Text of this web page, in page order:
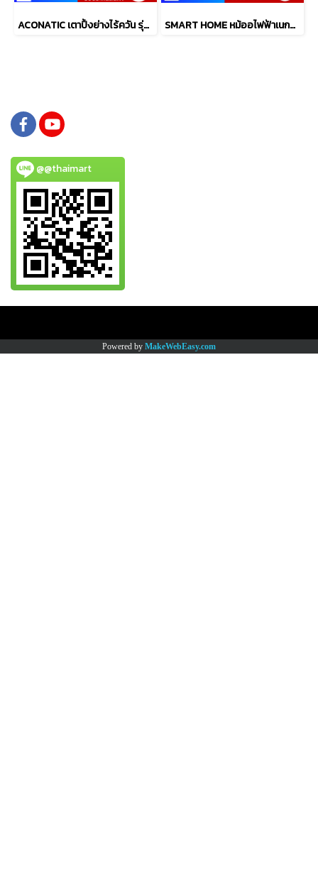
ACONATIC เตาปิ้งย่างไร้ควัน รุ่น AN-PSG1220 SMART HOME หม้ออไฟฟ้าเนกประสงค์ 1 ลิตร รุ่น SFP450
@@thaimart
Powered by MakeWebEasy.com